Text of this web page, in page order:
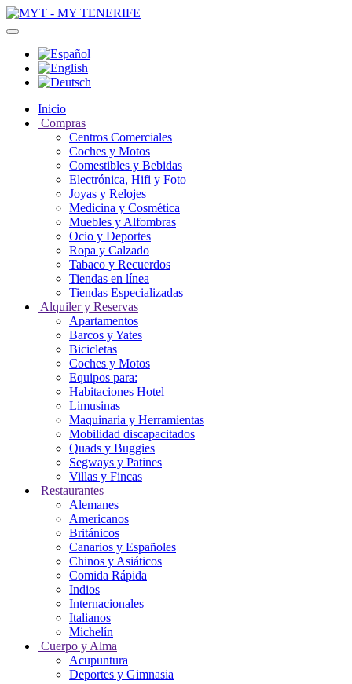
Inicio
Compras
Centros Comerciales
Coches y Motos
Comestibles y Bebidas
Electrónica, Hifi y Foto
Joyas y Relojes
Medicina y Cosmética
Muebles y Alfombras
Ocio y Deportes
Ropa y Calzado
Tabaco y Recuerdos
Tiendas en línea
Tiendas Especializadas
Alquiler y Reservas
Apartamentos
Barcos y Yates
Bicicletas
Coches y Motos
Equipos para:
Habitaciones Hotel
Limusinas
Maquinaria y Herramientas
Mobilidad discapacitados
Quads y Buggies
Segways y Patines
Villas y Fincas
Restaurantes
Alemanes
Americanos
Británicos
Canarios y Españoles
Chinos y Asiáticos
Comida Rápida
Indios
Internacionales
Italianos
Michelín
Cuerpo y Alma
Acupuntura
Deportes y Gimnasia